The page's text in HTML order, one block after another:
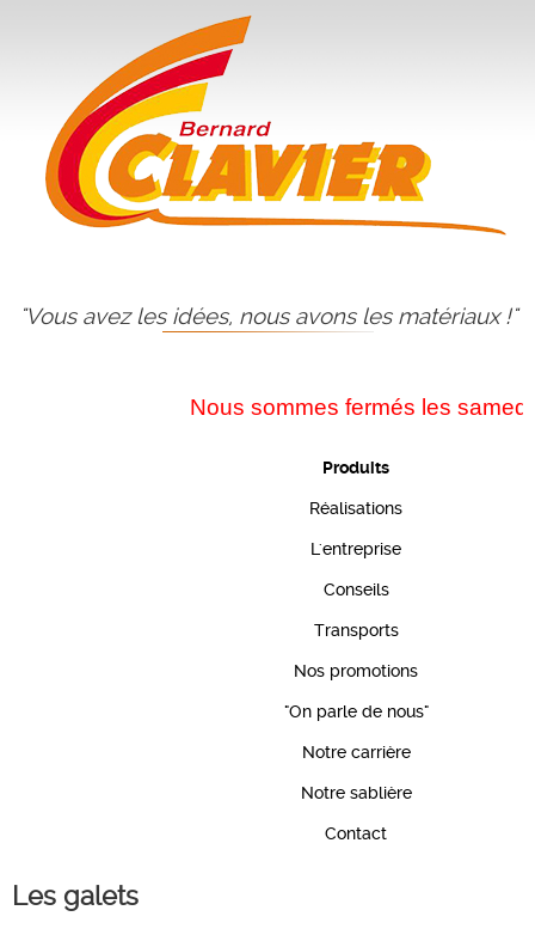
"Vous avez les idées, nous avons les matériaux !"
Nous sommes fermés les samedis
Produits
Réalisations
L'entreprise
Conseils
Transports
Nos promotions
"On parle de nous"
Notre carrière
Notre sablière
Contact
Les galets